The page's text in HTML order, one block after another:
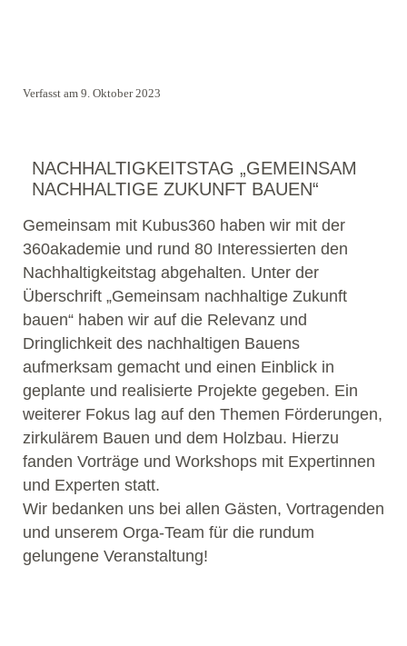
Verfasst am 9. Oktober 2023
NACHHALTIGKEITSTAG „GEMEINSAM
NACHHALTIGE ZUKUNFT BAUEN“
Gemeinsam mit Kubus360 haben wir mit der
360akademie und rund 80 Interessierten den
Nachhaltigkeitstag abgehalten. Unter der
Überschrift „Gemeinsam nachhaltige Zukunft
bauen“ haben wir auf die Relevanz und
Dringlichkeit des nachhaltigen Bauens
aufmerksam gemacht und einen Einblick in
geplante und realisierte Projekte gegeben. Ein
weiterer Fokus lag auf den Themen Förderungen,
zirkulärem Bauen und dem Holzbau. Hierzu
fanden Vorträge und Workshops mit Expertinnen
und Experten statt.
Wir bedanken uns bei allen Gästen, Vortragenden
und unserem Orga-Team für die rundum
gelungene Veranstaltung!